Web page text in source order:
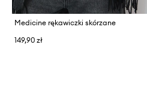
Medicine rękawiczki skórzane
149,90 zł